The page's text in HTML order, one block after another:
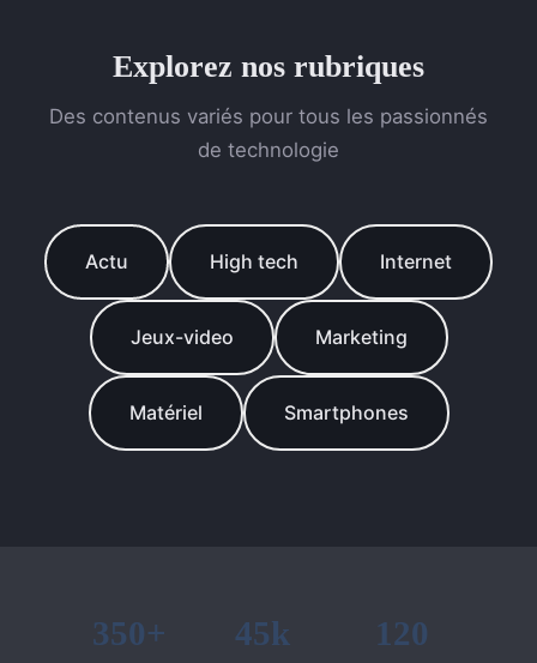
Explorez nos rubriques
Des contenus variés pour tous les passionnés
de technologie
Actu High tech Internet
Jeux-video Marketing
Matériel Smartphones
350+ 45k 120